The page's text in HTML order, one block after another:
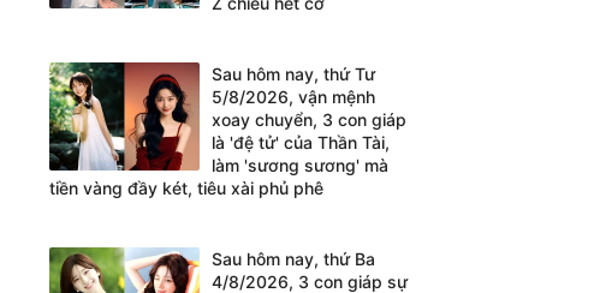
Sau hôm nay, thứ Tư
5/8/2026, vận mệnh
xoay chuyển, 3 con giáp
là 'đệ tử' của Thần Tài,
làm 'sương sương' mà
tiền vàng đầy két, tiêu xài phủ phê
Sau hôm nay, thứ Ba
4/8/2026, 3 con giáp sự